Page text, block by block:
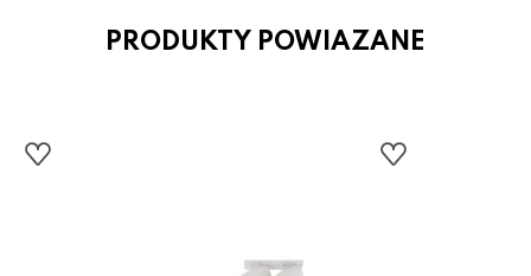
PRODUKTY POWIAZANE